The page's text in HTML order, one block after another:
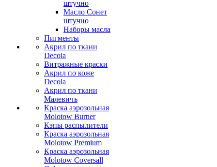
штучно
Масло Сонет
штучно
Наборы масла
Пигменты
Акрил по ткани
Decola
Витражные краски
Акрил по коже
Decola
Акрил по ткани
Малевичъ
Краска аэрозольная
Molotow Burner
Кэпы распылители
Краска аэрозольная
Molotow Premium
Краска аэрозольная
Molotow Coversall